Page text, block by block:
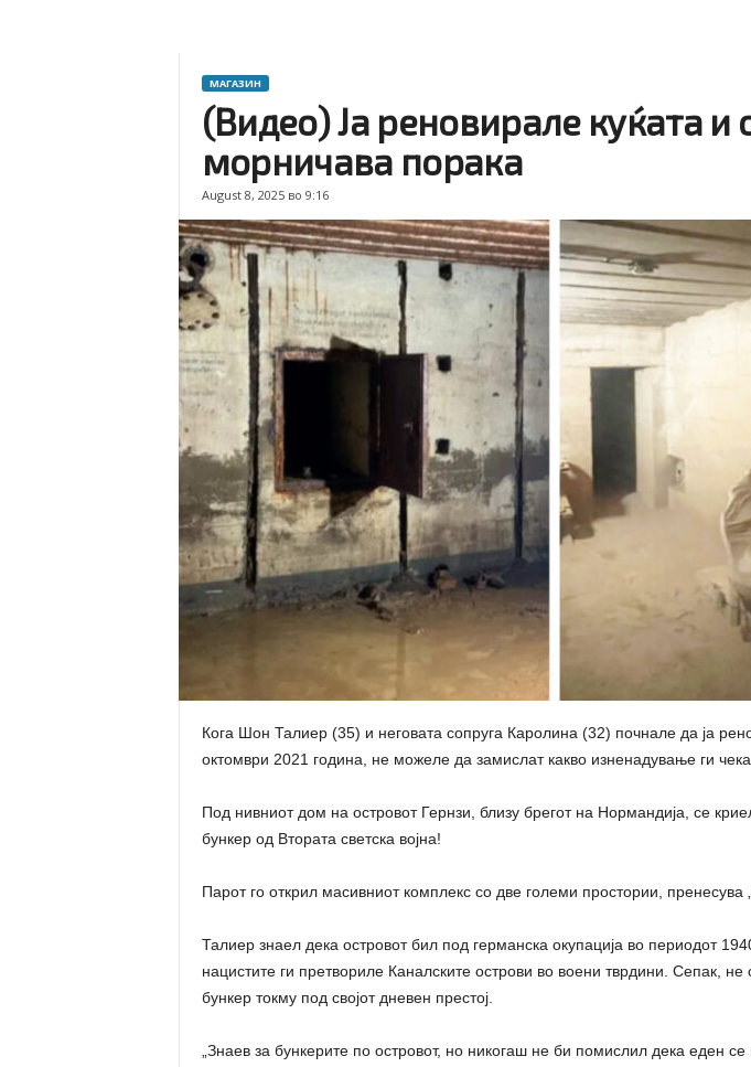
МАГАЗИН
(Видео) Ја реновирале куќата
морничава порака
August 8, 2025 во 9:16
Кога Шон Талиер (35) и неговата сопруга Каролина (32) почнале да ја
октомври 2021 година, не можеле да замислат какво изненадување ги чека.
Под нивниот дом на островот Гернзи, близу брегот на Нормандија, се
бункер од Втората светска војна!
Парот го открил масивниот комплекс со две големи простории, пренесува
Талиер знаел дека островот бил под германска окупација во периодот
нацистите ги претвориле Каналските острови во воени тврдини. Сепак, не
бункер токму под својот дневен престој.
„Знаев за бункерите по островот, но никогаш не би помислил дека еден се